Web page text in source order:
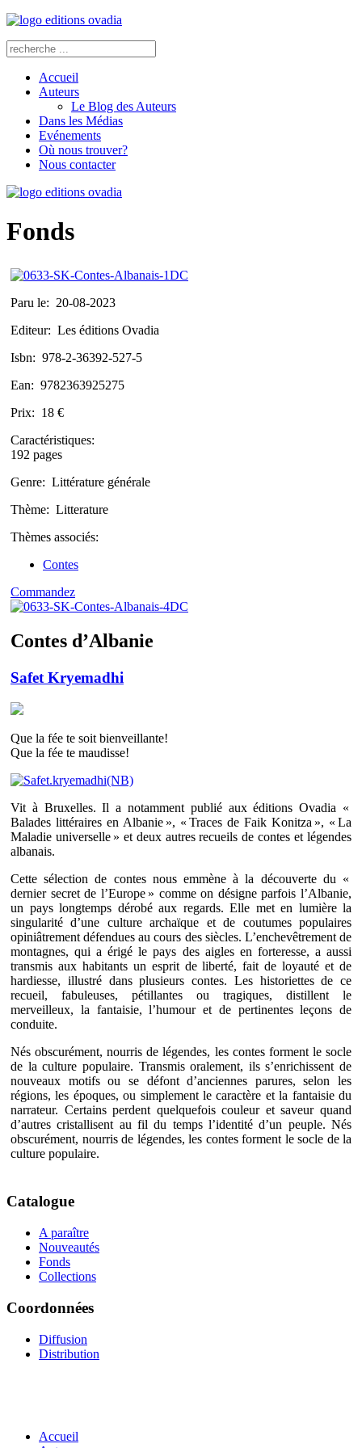
Accueil
Auteurs
Le Blog des Auteurs
Dans les Médias
Evénements
Où nous trouver?
Nous contacter
Fonds
Paru le: 20-08-2023
Editeur: Les éditions Ovadia
Isbn: 978-2-36392-527-5
Ean: 9782363925275
Prix: 18 €
Caractéristiques:
192 pages
Genre: Littérature générale
Thème: Litterature
Thèmes associés:
Contes
Commandez
Contes d’Albanie
Safet Kryemadhi
Que la fée te soit bienveillante!
Que la fée te maudisse!
Vit à Bruxelles. Il a notamment publié aux éditions Ovadia «
Balades littéraires en Albanie », « Traces de Faik Konitza », « La
Maladie universelle » et deux autres recueils de contes et légendes
albanais.
Cette sélection de contes nous emmène à la découverte du «
dernier secret de l’Europe » comme on désigne parfois l’Albanie,
un pays longtemps dérobé aux regards. Elle met en lumière la
singularité d’une culture archaïque et de coutumes populaires
opiniâtrement défendues au cours des siècles. L’enchevêtrement de
montagnes, qui a érigé le pays des aigles en forteresse, a aussi
transmis aux habitants un esprit de liberté, fait de loyauté et de
hardiesse, illustré dans plusieurs contes. Les historiettes de ce
recueil, fabuleuses, pétillantes ou tragiques, distillent le
merveilleux, la fantaisie, l’humour et de pertinentes leçons de
conduite.
Nés obscurément, nourris de légendes, les contes forment le socle
de la culture populaire. Transmis oralement, ils s’enrichissent de
nouveaux motifs ou se défont d’anciennes parures, selon les
régions, les époques, ou simplement le caractère et la fantaisie du
narrateur. Certains perdent quelquefois couleur et saveur quand
d’autres cristallisent au fil du temps l’identité d’un peuple. Nés
obscurément, nourris de légendes, les contes forment le socle de la
culture populaire.
Catalogue
A paraître
Nouveautés
Fonds
Collections
Coordonnées
Diffusion
Distribution
Accueil